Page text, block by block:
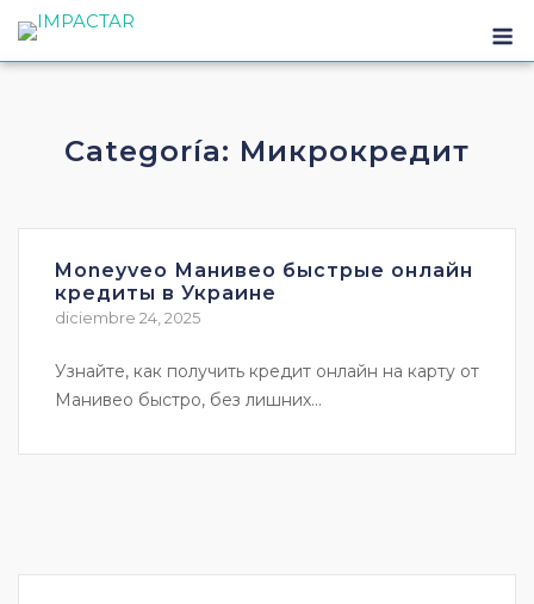
Categoría: Микрокредит
Moneyveo Манивео быстрые онлайн
кредиты в Украине
diciembre 24, 2025
Узнайте, как получить кредит онлайн на карту от
Манивео быстро, без лишних...